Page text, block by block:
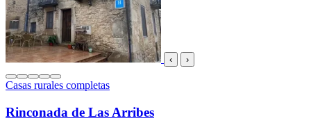
‹ ›
Casas rurales completas
Rinconada de Las Arribes